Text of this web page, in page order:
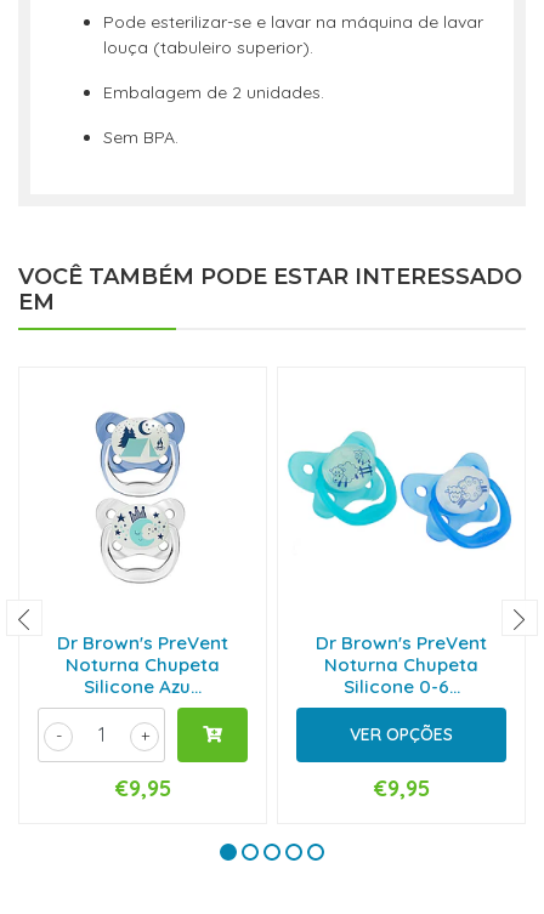
Pode esterilizar-se e lavar na máquina de lavar
louça (tabuleiro superior).
Embalagem de 2 unidades.
Sem BPA.
VOCÊ TAMBÉM PODE ESTAR INTERESSADO
EM
Dr Brown's PreVent
Noturna Chupeta
Silicone Azu...
+
-
€9,95
Dr Brown's PreVent
Noturna Chupeta
Silicone 0-6...
VER OPÇÕES
€9,95